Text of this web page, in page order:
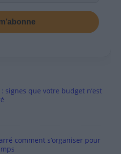
signes que votre budget n’est
comment s’organiser pour